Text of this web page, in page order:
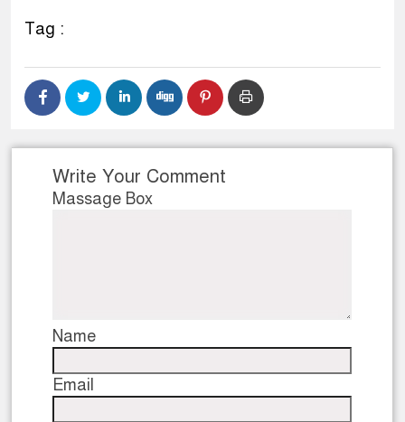
Tag :
Write Your Comment
Massage Box
Name
Email